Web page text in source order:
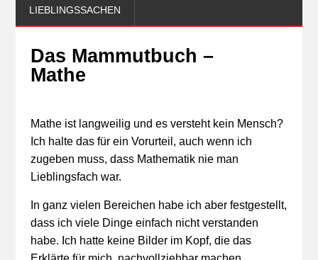
LIEBLINGSSACHEN
Das Mammutbuch –
Mathe
Mathe ist langweilig und es versteht kein Mensch?
Ich halte das für ein Vorurteil, auch wenn ich
zugeben muss, dass Mathematik nie man
Lieblingsfach war.
In ganz vielen Bereichen habe ich aber festgestellt,
dass ich viele Dinge einfach nicht verstanden
habe. Ich hatte keine Bilder im Kopf, die das